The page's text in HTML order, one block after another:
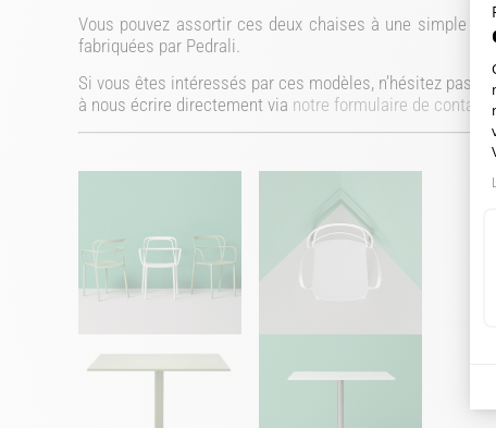
Vous pouvez assortir ces deux chaises à une simple
fabriquées par Pedrali.
Si vous êtes intéressés par ces modèles, n’hésitez pas à
à nous écrire directement via notre formulaire de contact